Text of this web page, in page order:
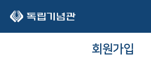
회원가입